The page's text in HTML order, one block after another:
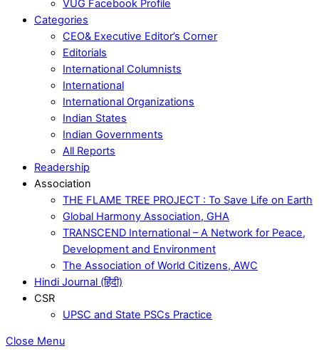
VUG Facebook Profile
Categories
CEO& Executive Editor’s Corner
Editorials
International Columnists
International
International Organizations
Indian States
Indian Governments
All Reports
Readership
Association
THE FLAME TREE PROJECT : To Save Life on Earth
Global Harmony Association, GHA
TRANSCEND International – A Network for Peace,
Development and Environment
The Association of World Citizens, AWC
Hindi Journal (हिंदी)
CSR
UPSC and State PSCs Practice
Close Menu